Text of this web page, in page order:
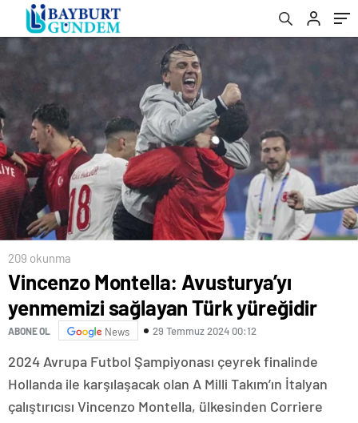
209 okunma
Vincenzo Montella: Avusturya’yı
yenmemizi sağlayan Türk yüreğidir
ABONE OL News 29 Temmuz 2024 00:12
2024 Avrupa Futbol Şampiyonası çeyrek finalinde
Hollanda ile karşılaşacak olan A Milli Takım’ın İtalyan
çalıştırıcısı Vincenzo Montella, ülkesinden Corriere